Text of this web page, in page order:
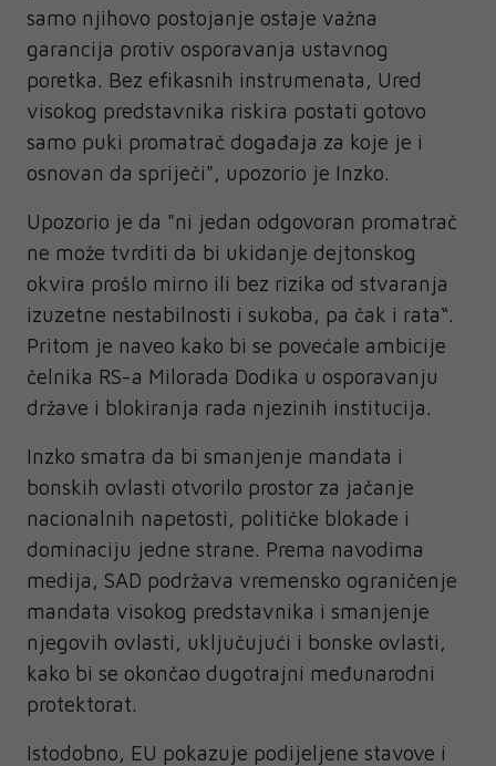
samo njihovo postojanje ostaje važna
garancija protiv osporavanja ustavnog
poretka. Bez efikasnih instrumenata, Ured
visokog predstavnika riskira postati gotovo
samo puki promatrač događaja za koje je i
osnovan da spriječi", upozorio je Inzko.
Upozorio je da "ni jedan odgovoran promatrač
ne može tvrditi da bi ukidanje dejtonskog
okvira prošlo mirno ili bez rizika od stvaranja
izuzetne nestabilnosti i sukoba, pa čak i rata“.
Pritom je naveo kako bi se povećale ambicije
čelnika RS-a Milorada Dodika u osporavanju
države i blokiranja rada njezinih institucija.
Inzko smatra da bi smanjenje mandata i
bonskih ovlasti otvorilo prostor za jačanje
nacionalnih napetosti, političke blokade i
dominaciju jedne strane. Prema navodima
medija, SAD podržava vremensko ograničenje
mandata visokog predstavnika i smanjenje
njegovih ovlasti, uključujući i bonske ovlasti,
kako bi se okončao dugotrajni međunarodni
protektorat.
Istodobno, EU pokazuje podijeljene stavove i